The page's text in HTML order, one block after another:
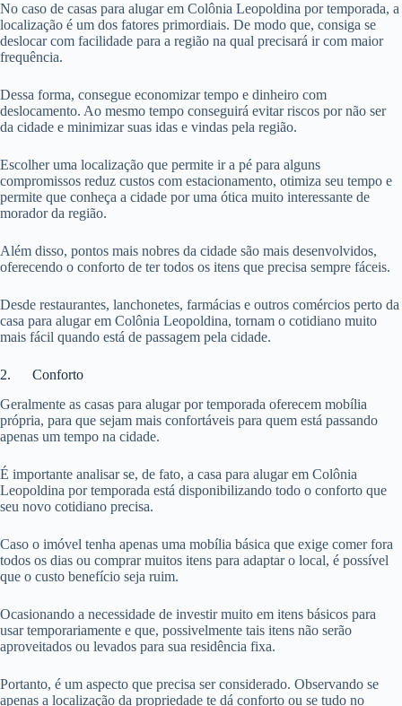
No caso de casas para alugar em Colônia Leopoldina por temporada, a
localização é um dos fatores primordiais. De modo que, consiga se
deslocar com facilidade para a região na qual precisará ir com maior
frequência.
Dessa forma, consegue economizar tempo e dinheiro com
deslocamento. Ao mesmo tempo conseguirá evitar riscos por não ser
da cidade e minimizar suas idas e vindas pela região.
Escolher uma localização que permite ir a pé para alguns
compromissos reduz custos com estacionamento, otimiza seu tempo e
permite que conheça a cidade por uma ótica muito interessante de
morador da região.
Além disso, pontos mais nobres da cidade são mais desenvolvidos,
oferecendo o conforto de ter todos os itens que precisa sempre fáceis.
Desde restaurantes, lanchonetes, farmácias e outros comércios perto da
casa para alugar em Colônia Leopoldina, tornam o cotidiano muito
mais fácil quando está de passagem pela cidade.
2. Conforto
Geralmente as casas para alugar por temporada oferecem mobília
própria, para que sejam mais confortáveis para quem está passando
apenas um tempo na cidade.
É importante analisar se, de fato, a casa para alugar em Colônia
Leopoldina por temporada está disponibilizando todo o conforto que
seu novo cotidiano precisa.
Caso o imóvel tenha apenas uma mobília básica que exige comer fora
todos os dias ou comprar muitos itens para adaptar o local, é possível
que o custo benefício seja ruim.
Ocasionando a necessidade de investir muito em itens básicos para
usar temporariamente e que, possivelmente tais itens não serão
aproveitados ou levados para sua residência fixa.
Portanto, é um aspecto que precisa ser considerado. Observando se
apenas a localização da propriedade te dá conforto ou se tudo no